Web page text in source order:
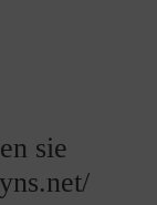
sie